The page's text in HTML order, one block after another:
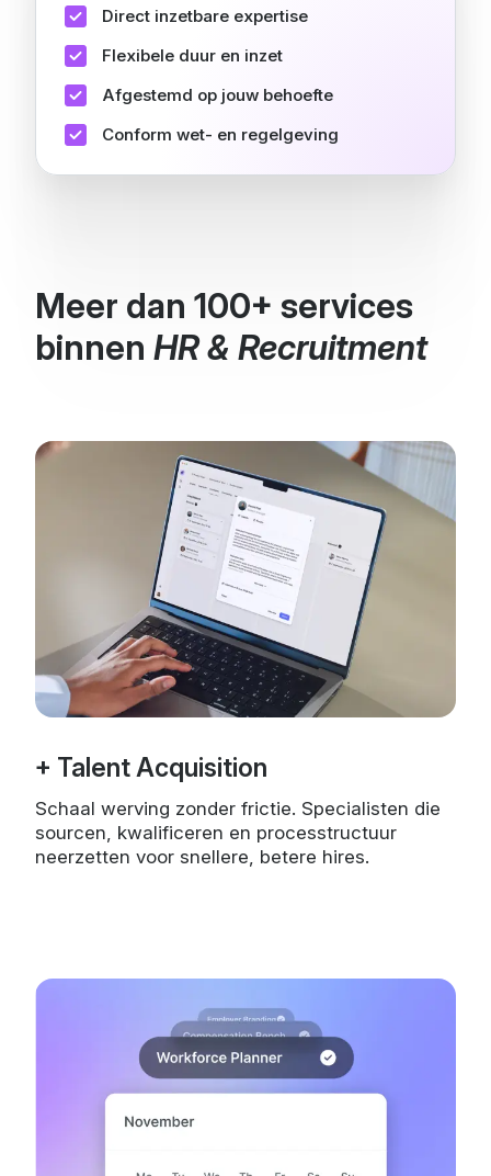
Direct inzetbare expertise
Flexibele duur en inzet
Afgestemd op jouw behoefte
Conform wet- en regelgeving
Meer dan 100+ services
binnen HR & Recruitment
+ Talent Acquisition
Schaal werving zonder frictie. Specialisten die
sourcen, kwalificeren en processtructuur
neerzetten voor snellere, betere hires.